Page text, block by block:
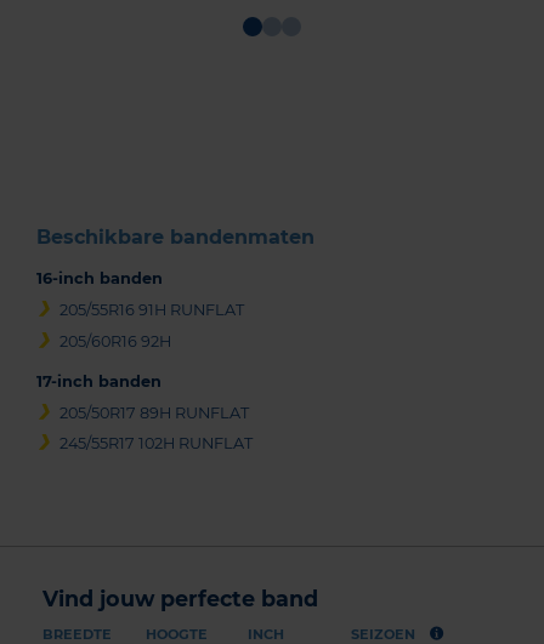
Beschikbare bandenmaten
16-inch banden
205/55R16 91H RUNFLAT
205/60R16 92H
17-inch banden
205/50R17 89H RUNFLAT
245/55R17 102H RUNFLAT
Vind jouw perfecte band
BREEDTE HOOGTE INCH SEIZOEN